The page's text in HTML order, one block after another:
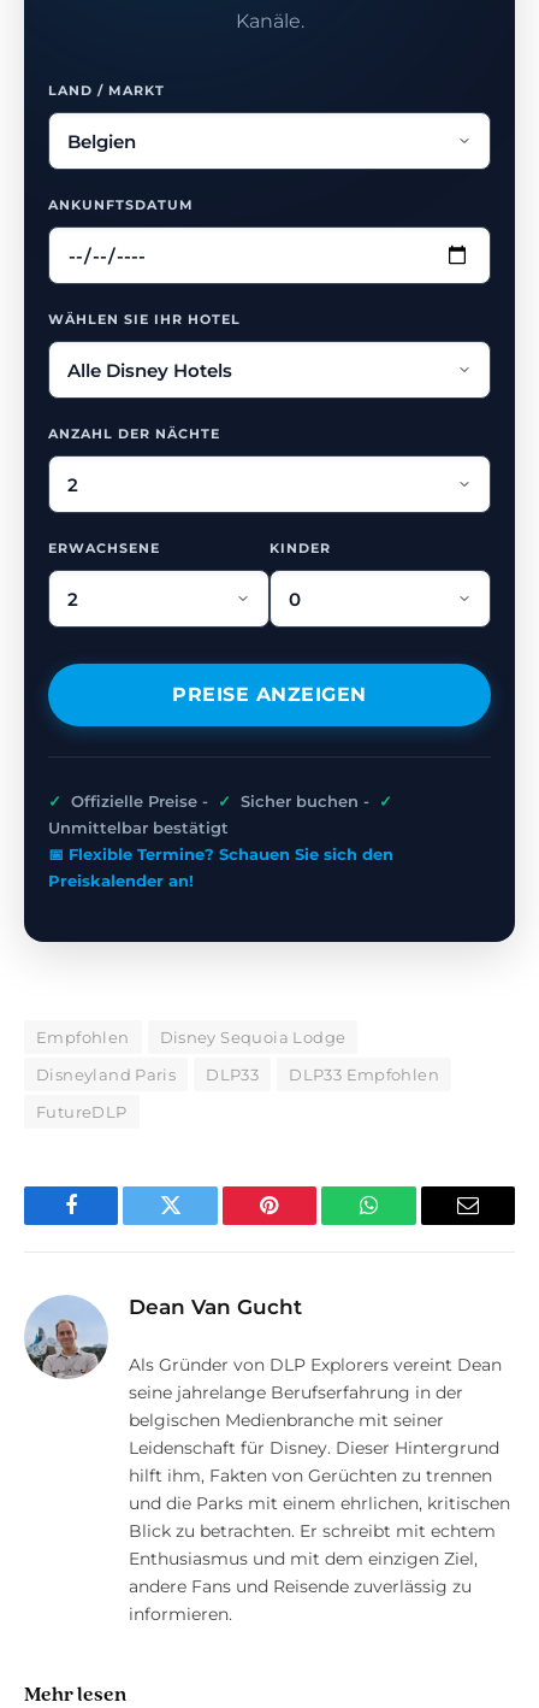
Kanäle.
LAND / MARKT
ANKUNFTSDATUM
WÄHLEN SIE IHR HOTEL
ANZAHL DER NÄCHTE
ERWACHSENE KINDER
PREISE ANZEIGEN
✓ Offizielle Preise - ✓ Sicher buchen -
✓
Unmittelbar bestätigt
📅 Flexible Termine? Schauen Sie sich den
Preiskalender an!
Empfohlen
Disney Sequoia Lodge
Disneyland Paris
DLP33
DLP33 Empfohlen
FutureDLP
Facebook Twitter Pinterest WhatsApp E-
Dean Van Gucht
Als Gründer von DLP Explorers vereint Dean
seine jahrelange Berufserfahrung in der
belgischen Medienbranche mit seiner
Leidenschaft für Disney. Dieser Hintergrund
hilft ihm, Fakten von Gerüchten zu trennen
und die Parks mit einem ehrlichen, kritischen
Blick zu betrachten. Er schreibt mit echtem
Enthusiasmus und mit dem einzigen Ziel,
andere Fans und Reisende zuverlässig zu
informieren.
Mehr lesen